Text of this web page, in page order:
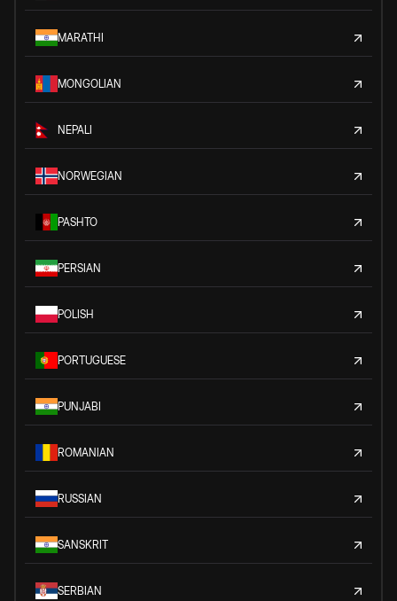
MARATHI
MONGOLIAN
NEPALI
NORWEGIAN
PASHTO
PERSIAN
POLISH
PORTUGUESE
PUNJABI
ROMANIAN
RUSSIAN
SANSKRIT
SERBIAN